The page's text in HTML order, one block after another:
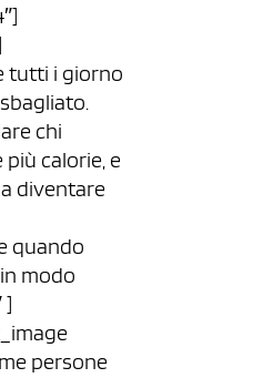
tutti i giorno
chi
calorie, e
diventare
quando
modo
]
persone